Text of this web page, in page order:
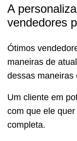
A
vendedores
Ótimos
maneiras de
dessas maneiras
Um cliente em
com que ele
completa.